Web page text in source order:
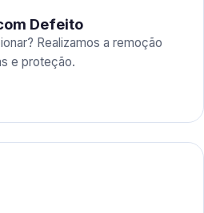
Defeito
Realizamos a remoção
e proteção.